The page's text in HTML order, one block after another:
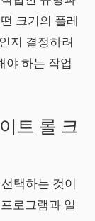
크기의 플레
지 결정하려
야 하는 작업
트 롤 크
택하는 것이
로그램과 일